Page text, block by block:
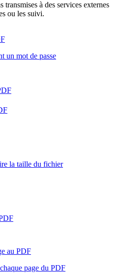
transmises à des services externes
ou les suivi.
un mot de passe
la taille du fichier
au PDF
page du PDF